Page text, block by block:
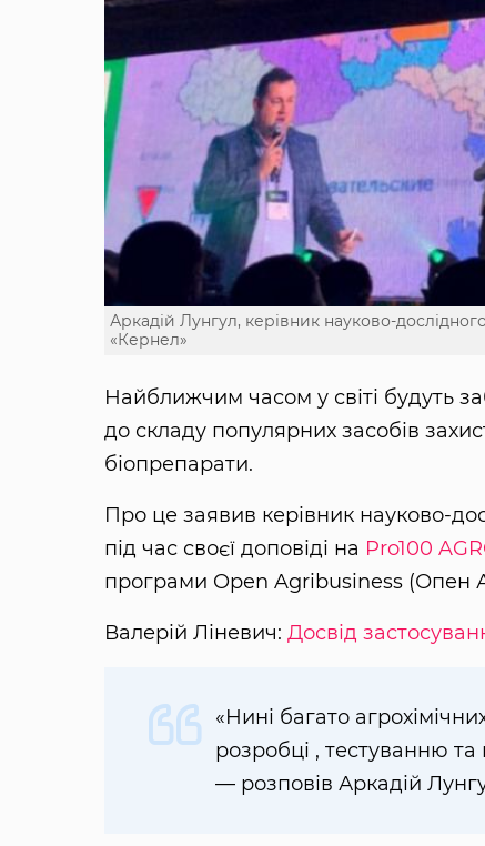
Аркадій Лунгул, керівник науково-дослідного
«Кернел»
Найближчим часом у світі будуть
до складу популярних засобів
біопрепарати.
Про це заявив керівник науково-
під час своєї доповіді на Pro100
програми Open Agribusiness (Опен
Валерій Ліневич: Досвід
«Нині багато
розробці , тестуванню та
— розповів Аркадій